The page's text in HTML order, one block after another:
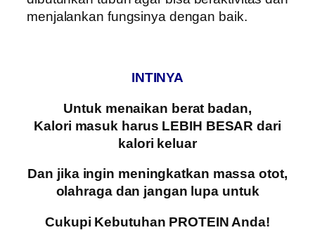
menjalankan fungsinya dengan baik.
INTINYA
Untuk menaikan berat badan,
Kalori masuk harus LEBIH BESAR dari
kalori keluar
Dan jika ingin meningkatkan massa otot,
olahraga dan jangan lupa untuk
Cukupi Kebutuhan PROTEIN Anda!